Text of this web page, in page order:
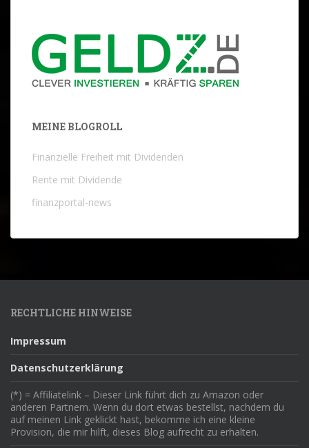
MEINE BLOGROLL
Finanzielle Freiheit mit Dividenden
Rente mit Dividende
finanzportal-news
RECHTLICHE HINWEISE
Impressum
Datenschutzerklärung
(*) = Affiliatelink – Dieser Link führt dich zu Amazon oder
anderen Partnern. Wenn du dort etwas bestellst, nachdem du
auf meinen Link geklickt hast, bekomme ich eine kleine
Provision, die mir hilft, dieses Blog aufrecht zu erhalten.